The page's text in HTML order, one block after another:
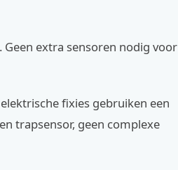
extra sensoren nodig voor
fixies gebruiken een
trapsensor, geen complexe